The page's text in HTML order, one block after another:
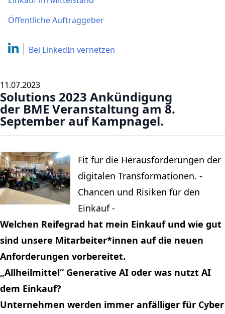
Öffentliche Auftraggeber
Bei LinkedIn vernetzen
11.07.2023
Solutions 2023 Ankündigung
der BME Veranstaltung am 8.
September auf Kampnagel.
Fit für die Herausforderungen der
digitalen Transformationen. -
Chancen und Risiken für den
Einkauf -
Welchen Reifegrad hat mein Einkauf und wie gut
sind unsere Mitarbeiter*innen auf die neuen
Anforderungen vorbereitet.
„Allheilmittel“ Generative AI oder was nutzt AI
dem Einkauf?
Unternehmen werden immer anfälliger für Cyber